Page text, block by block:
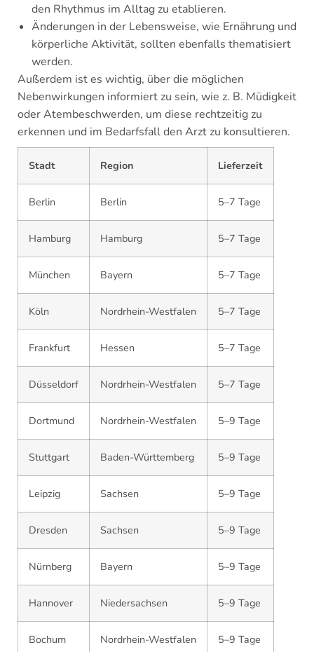
den Rhythmus im Alltag zu etablieren.
Änderungen in der Lebensweise, wie Ernährung und
körperliche Aktivität, sollten ebenfalls thematisiert
werden.
Außerdem ist es wichtig, über die möglichen
Nebenwirkungen informiert zu sein, wie z. B. Müdigkeit
oder Atembeschwerden, um diese rechtzeitig zu
erkennen und im Bedarfsfall den Arzt zu konsultieren.
Stadt Region Lieferzeit
Berlin Berlin 5–7 Tage
Hamburg Hamburg 5–7 Tage
München Bayern 5–7 Tage
Köln Nordrhein-Westfalen 5–7 Tage
Frankfurt Hessen 5–7 Tage
Düsseldorf Nordrhein-Westfalen 5–7 Tage
Dortmund Nordrhein-Westfalen 5–9 Tage
Stuttgart Baden-Württemberg 5–9 Tage
Leipzig Sachsen 5–9 Tage
Dresden Sachsen 5–9 Tage
Nürnberg Bayern 5–9 Tage
Hannover Niedersachsen 5–9 Tage
Bochum Nordrhein-Westfalen 5–9 Tage